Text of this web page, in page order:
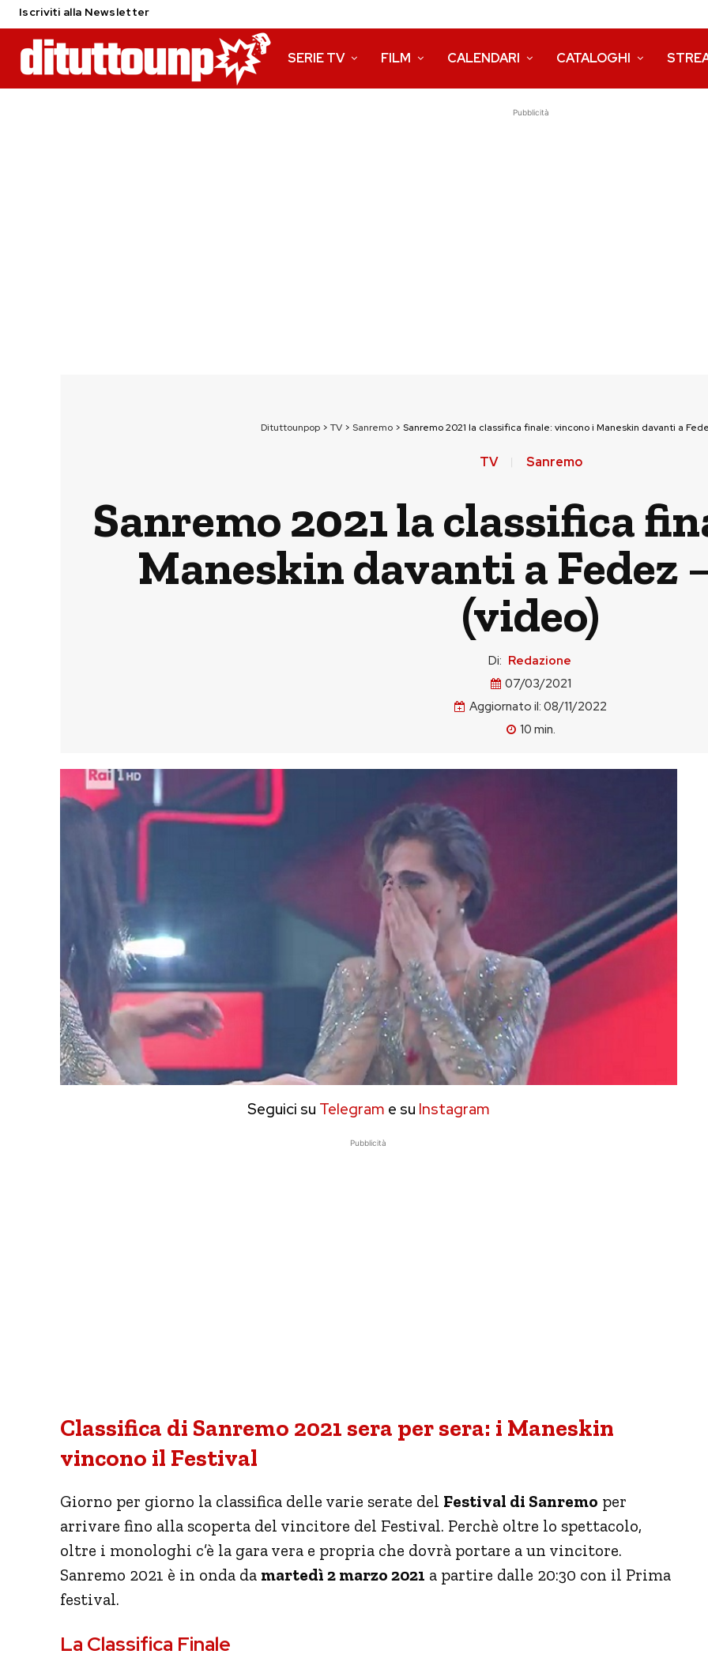
Iscriviti alla Newsletter
SERIE TV FILM CALENDARI CATALOGHI
Pubblicità
Dituttounpop> TV> Sanremo> Sanremo 2021 la classifica finale: vincono i Maneskin davanti a
TV Sanremo
Sanremo 2021 la classifica
Maneskin davanti a Fedez
(video)
Di: Redazione
07/03/2021
Aggiornato il: 08/11/2022
10 min.
Seguici su Telegram e su Instagram
Pubblicità
Classifica di Sanremo 2021 sera per sera: i Maneskin
vincono il Festival
Giorno per giorno la classifica delle varie serate del Festival di Sanremo per
arrivare fino alla scoperta del vincitore del Festival. Perchè oltre lo spettacolo,
oltre i monologhi c’è la gara vera e propria che dovrà portare a un vincitore.
Sanremo 2021 è in onda da martedì 2 marzo 2021 a partire dalle 20:30 con il Prima
festival.
La Classifica Finale